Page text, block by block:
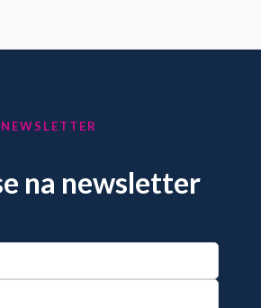
na newsletter